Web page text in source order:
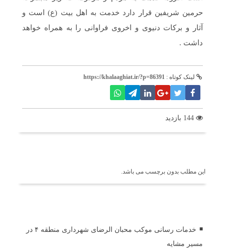
حرمین شریفین قرار دارد خدمت به اهل بیت (ع) است و
آثار و برکات دنیوی و اخروی فراوانی را به همراه خواهد
داشت .
لینک کوتاه : https://khalaaghiat.ir/?p=86391
این مطلب بدون برچسب می باشد.
خدمات رسانی موکب محبان الرضای شهرداری منطقه ۴ در
مسیر مشایه